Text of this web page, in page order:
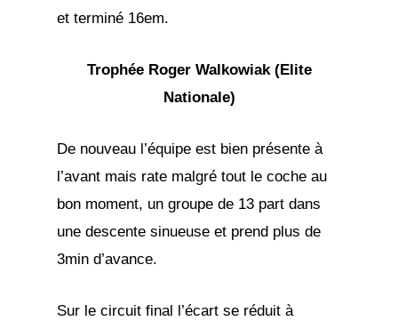
et terminé 16em.
Trophée Roger Walkowiak (Elite
Nationale)
De nouveau l’équipe est bien présente à
l’avant mais rate malgré tout le coche au
bon moment, un groupe de 13 part dans
une descente sinueuse et prend plus de
3min d’avance.
Sur le circuit final l’écart se réduit à